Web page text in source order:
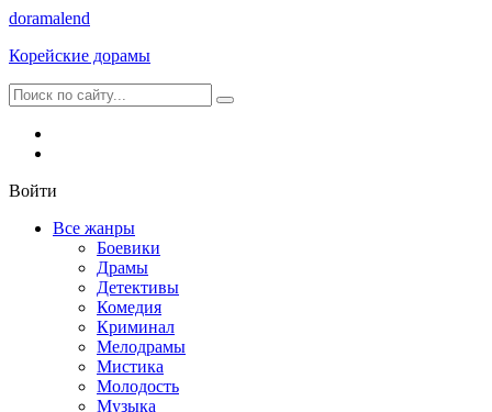
doramalend
Корейские дорамы
Войти
Все жанры
Боевики
Драмы
Детективы
Комедия
Криминал
Мелодрамы
Мистика
Молодость
Музыка